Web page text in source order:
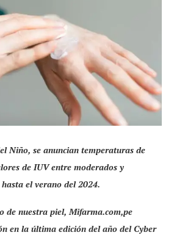
Niño, se anuncian temperaturas de
de IUV entre moderados y
el verano del 2024.
de nuestra piel, Mifarma.com,pe
en la última edición del año del Cyber